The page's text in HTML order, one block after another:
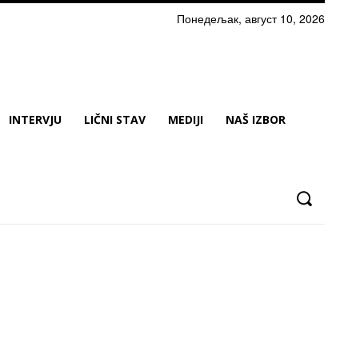
Понедељак, август 10, 2026
INTERVJU LIČNI STAV MEDIJI NAŠ IZBOR